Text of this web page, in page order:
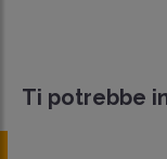
Ti potrebbe